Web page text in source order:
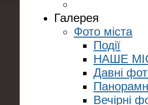
Галерея
Фото міста
Події
НАШЕ
Давні
Вечірні